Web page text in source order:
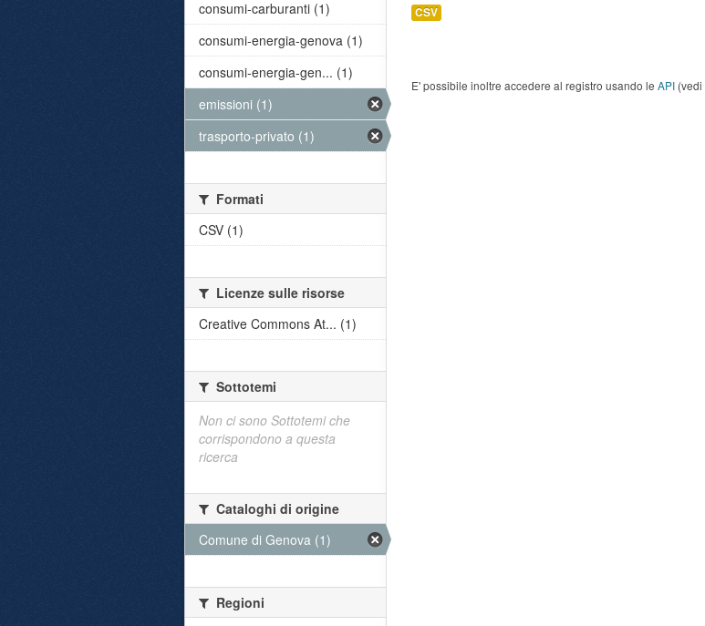
CSV
E' possibile inoltre accedere al registro usando le API (vedi
consumi-carburanti (1)
consumi-energia-genova (1)
consumi-energia-gen... (1)
emissioni (1)
trasporto-privato (1)
Formati
CSV (1)
Licenze sulle risorse
Creative Commons At... (1)
Sottotemi
Non ci sono Sottotemi che
corrispondono a questa
ricerca
Cataloghi di origine
Comune di Genova (1)
Regioni